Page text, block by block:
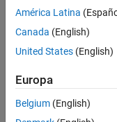
América Latina
Canada (English)
United States (English)
Europa
Belgium (English)